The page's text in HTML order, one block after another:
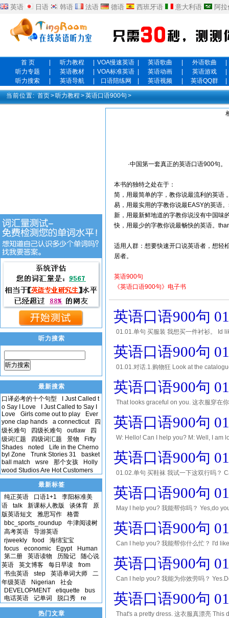
英语 日语 韩语 法语 德语 西班牙语 意大利语 阿
首 页 听力教程 VOA慢速英语 英语歌曲 外语歌曲
听力专题
英语教材 VOA标准英语 英语动画 英语游戏
听力搜索
英语导航 口语陪练网 英语视频 英语QQ群
当前位置: 首页>听力教程 >英语口语900句 >
·中国第一套真正的英语口语900句。
本书的独特之处在于：
简，用最简单的字，教你说最流利的英语
易，用最实用的字教你说最EASY的英语
新，用最新鲜地道的字教你说没有中国味
快，用最少的字教你说最畅快的英语。
适用人群：想要快速开口说英语者，想轻
居者。
英语900句
《英语口语900句》电子书
英语口语900句
01.01.单句 买服装 我想买一件衬衫。 Id
英语口语900句
01.01.对话.1.购物狂 Look at the
英语口语900句
That looks graceful on you. 这衣服穿在
英语口语900句
W: Hello! Can I help you? M: Well, I am
Every t
英语口语900句
01.02.单句 买鞋袜 我试一下这双行吗？
英语口语900句
May I help you? 我能帮你吗？ Yes,do
英语口语900句
Can I help you? 我能帮你什么忙？ I'd
英语口语900句
Can I help you? 我能为你效劳吗？
英语口语900句
That's a pretty dress. 这衣服真漂亮 This
听力搜索
听力搜索
最新搜索
口译必考的十个句型
I Just Called t
o Say I Love
I Just Called to Say I
Love
Girls come out to play
Ever
yone clap hands
a connecticut
四
级长难句
四级长难句 outlaw
四
级词汇题
四级词汇题 景物
Fifty
Shades
noted
Life in the Cherno
byl Zone
Trunk Stories 31
basket
ball match
wsre 那个女孩
Holly
wood Studios Are Hot Customers
最新标签
纯正英语
口语1+1
李阳标准美
语
talk 新课标人教版 谈体育
原
版英语短文
雅思写作
格蕾
bbc_sports_roundup
牛津阅读树
高考英语
导游英语
rjweekly
food
海绵宝宝
focus
economic Egypt
Human
第二册
英语读物 历险记
随心说
英语
英文博客 每日早读
from
书虫英语
step 英语单词大师
二
年级英语
Nigerian
社会
DEVELOPMENT
etiquette
bus
电话英语
记单词 脱口秀 re
热门文章